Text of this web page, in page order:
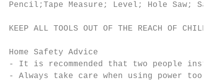
Pencil;Tape Measure; Level; Hole Saw;
KEEP ALL TOOLS OUT OF THE REACH OF CHILDREN
Home Safety Advice
- It is recommended that two people
- Always take care when using power